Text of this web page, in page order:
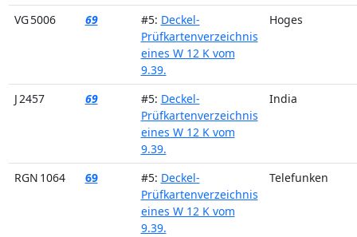
VG 5006 69 #5: Deckel-
Prüfkartenverzeichnis
eines W 12 K vom
9.39.
Hoges
J 2457 69 #5: Deckel-
Prüfkartenverzeichnis
eines W 12 K vom
9.39.
India
RGN 1064 69 #5: Deckel-
Prüfkartenverzeichnis
eines W 12 K vom
9.39.
Telefunken